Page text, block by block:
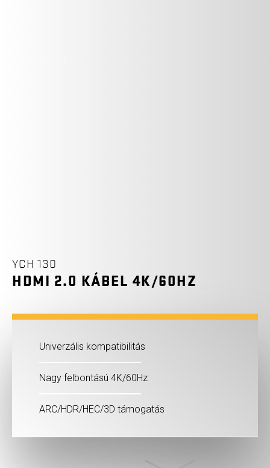
YCH 130
HDMI 2.0 KÁBEL 4K/60HZ
Univerzális kompatibilitás
Nagy felbontású 4K/60Hz
ARC/HDR/HEC/3D támogatás